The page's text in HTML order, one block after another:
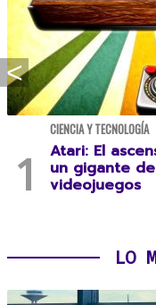
CIENCIA Y TECNOLOGÍA
Atari: El
un gigante
videojuegos
LO